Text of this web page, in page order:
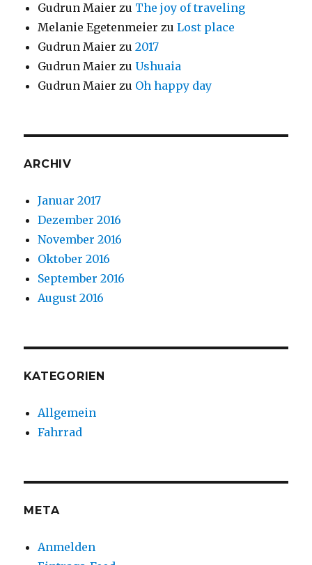
Gudrun Maier zu The joy of traveling
Melanie Egetenmeier zuLost place
Gudrun Maier zu2017
Gudrun Maier zuUshuaia
Gudrun Maier zu Oh happy day
ARCHIV
Januar 2017
Dezember 2016
November 2016
Oktober 2016
September 2016
August 2016
KATEGORIEN
Allgemein
Fahrrad
META
Anmelden